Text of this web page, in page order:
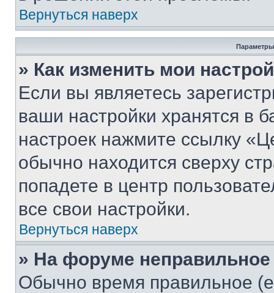
Вернуться наверх
Параметры
» Как изменить мои
Если вы являетесь
ваши настройки хранятся в
настроек нажмите ссылку
обычно находится сверху
попадете в центр
все свои настройки.
Вернуться наверх
» На форуме
Обычно время правильное